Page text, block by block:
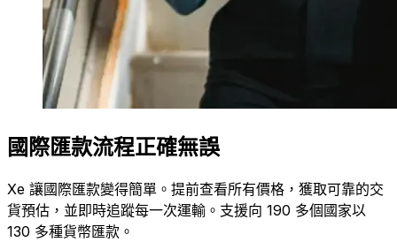
國際匯款流程正確無誤
Xe 讓國際匯款變得簡單。提前查看所有價格，獲取可靠的交
貨預估，並即時追蹤每一次運輸。支援向 190 多個國家以
130 多種貨幣匯款。